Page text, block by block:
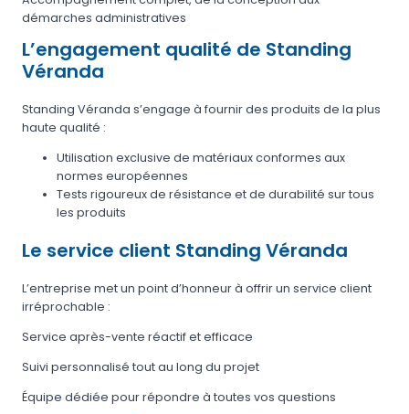
démarches administratives
L’engagement qualité de Standing
Véranda
Standing Véranda s’engage à fournir des produits de la plus
haute qualité :
Utilisation exclusive de matériaux conformes aux
normes européennes
Tests rigoureux de résistance et de durabilité sur tous
les produits
Le service client Standing Véranda
L’entreprise met un point d’honneur à offrir un service client
irréprochable :
Service après-vente réactif et efficace
Suivi personnalisé tout au long du projet
Équipe dédiée pour répondre à toutes vos questions